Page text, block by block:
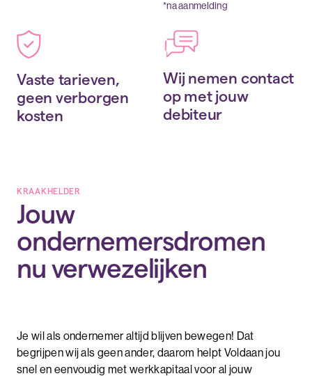
*na aanmelding
Vaste tarieven,
geen verborgen
kosten
Wij nemen contact
op met jouw
debiteur
KRAAKHELDER
Jouw
ondernemersdromen
nu verwezelijken
Je wil als ondernemer altijd blijven bewegen! Dat
begrijpen wij als geen ander, daarom helpt Voldaan jou
snel en eenvoudig met werkkapitaal voor al jouw